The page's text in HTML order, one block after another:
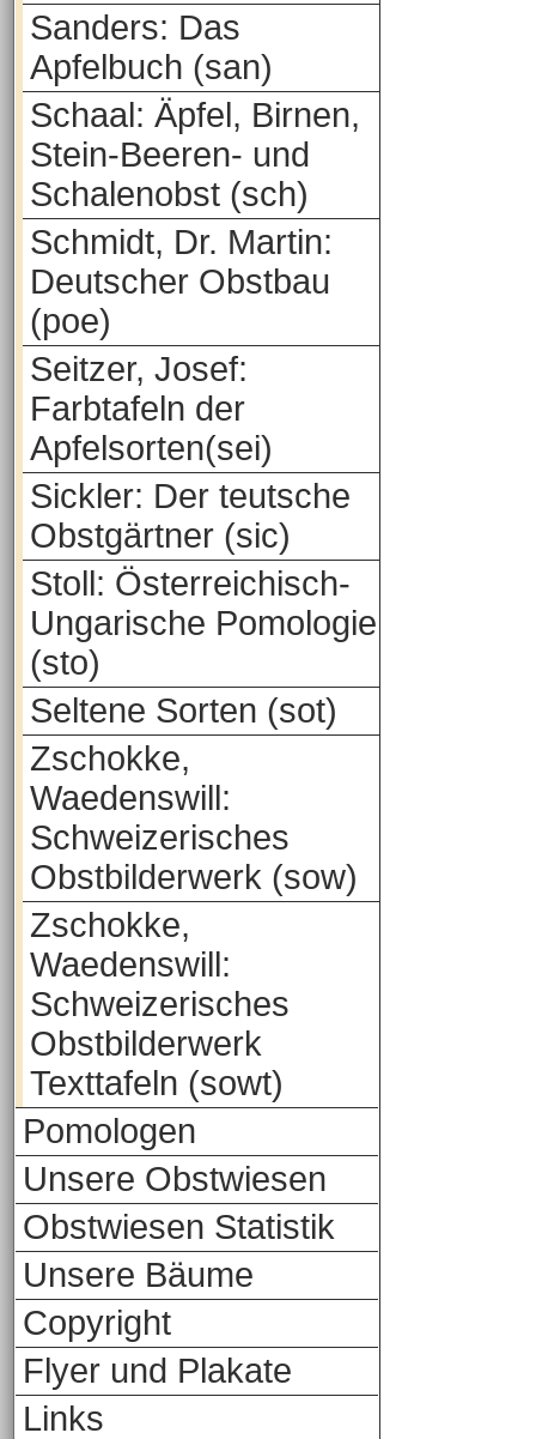
Sanders: Das
Apfelbuch (san)
Schaal: Äpfel, Birnen,
Stein-Beeren- und
Schalenobst (sch)
Schmidt, Dr. Martin:
Deutscher Obstbau
(poe)
Seitzer, Josef:
Farbtafeln der
Apfelsorten(sei)
Sickler: Der teutsche
Obstgärtner (sic)
Stoll: Österreichisch-
Ungarische Pomologie
(sto)
Seltene Sorten (sot)
Zschokke,
Waedenswill:
Schweizerisches
Obstbilderwerk (sow)
Zschokke,
Waedenswill:
Schweizerisches
Obstbilderwerk
Texttafeln (sowt)
Pomologen
Unsere Obstwiesen
Obstwiesen Statistik
Unsere Bäume
Copyright
Flyer und Plakate
Links